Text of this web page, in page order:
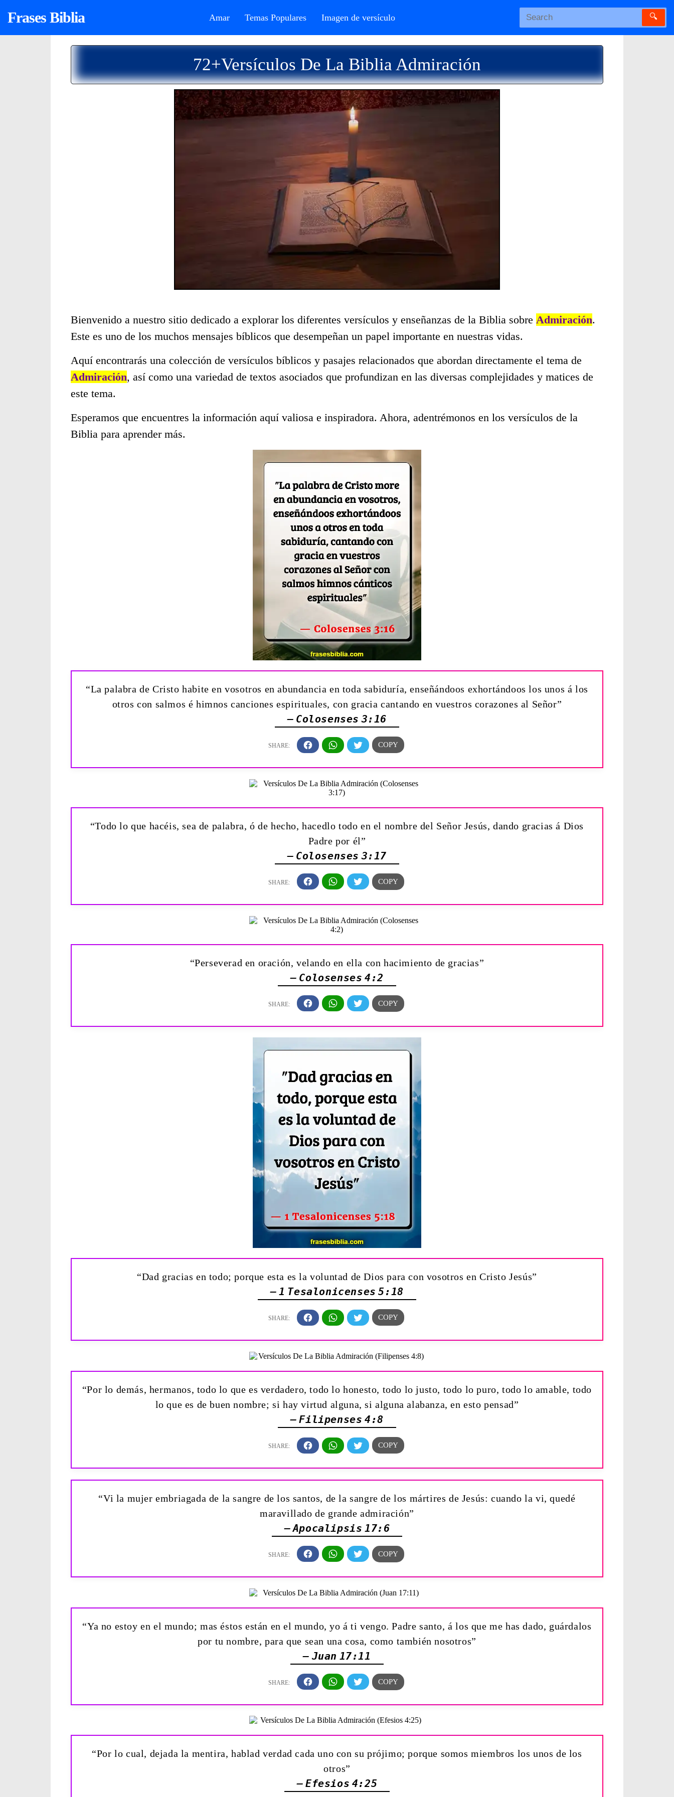
Frases Biblia Amar Temas Populares Imagen de versículo 🔍
72+Versículos De La Biblia Admiración
Bienvenido a nuestro sitio dedicado a explorar los diferentes versículos y enseñanzas de la Biblia sobre Admiración.
Este es uno de los muchos mensajes bíblicos que desempeñan un papel importante en nuestras vidas.
Aquí encontrarás una colección de versículos bíblicos y pasajes relacionados que abordan directamente el tema de
Admiración, así como una variedad de textos asociados que profundizan en las diversas complejidades y matices de
este tema.
Esperamos que encuentres la información aquí valiosa e inspiradora. Ahora, adentrémonos en los versículos de la
Biblia para aprender más.
“La palabra de Cristo habite en vosotros en abundancia en toda sabiduría, enseñándoos exhortándoos los unos á los
otros con salmos é himnos canciones espirituales, con gracia cantando en vuestros corazones al Señor”
— Colosenses 3:16
“Todo lo que hacéis, sea de palabra, ó de hecho, hacedlo todo en el nombre del Señor Jesús, dando gracias á Dios
Padre por él”
— Colosenses 3:17
“Perseverad en oración, velando en ella con hacimiento de gracias”
— Colosenses 4:2
“Dad gracias en todo; porque esta es la voluntad de Dios para con vosotros en Cristo Jesús”
— 1 Tesalonicenses 5:18
“Por lo demás, hermanos, todo lo que es verdadero, todo lo honesto, todo lo justo, todo lo puro, todo lo amable, todo
lo que es de buen nombre; si hay virtud alguna, si alguna alabanza, en esto pensad”
— Filipenses 4:8
“Vi la mujer embriagada de la sangre de los santos, de la sangre de los mártires de Jesús: cuando la vi, quedé
maravillado de grande admiración”
— Apocalipsis 17:6
“Ya no estoy en el mundo; mas éstos están en el mundo, yo á ti vengo. Padre santo, á los que me has dado, guárdalos
por tu nombre, para que sean una cosa, como también nosotros”
— Juan 17:11
“Por lo cual, dejada la mentira, hablad verdad cada uno con su prójimo; porque somos miembros los unos de los
otros”
— Efesios 4:25